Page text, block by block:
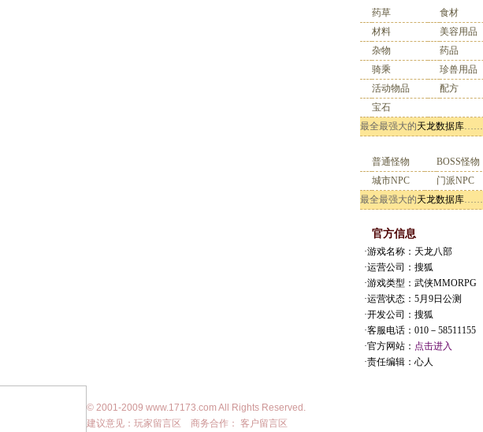
药草
食材
材料
美容用品
杂物
药品
骑乘
珍兽用品
活动物品
配方
宝石
最全最强大的天龙数据库
普通怪物
BOSS怪物
城市NPC
门派NPC
最全最强大的天龙数据库
官方信息
·游戏名称：天龙八部
·运营公司：搜狐
·游戏类型：武侠MMORPG
·运营状态：5月9日公测
·开发公司：搜狐
·客服电话：010－58511155
·官方网站： 点击进入
·责任编辑：心人
© 2001-2009 www.17173.com All Rights Reserved.
建议意见： 玩家留言区 商务合作： 客户留言区